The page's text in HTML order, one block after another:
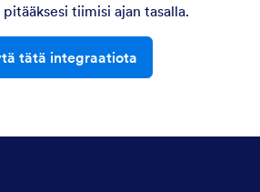
tiimisi ajan tasalla.
tätä integraatiota